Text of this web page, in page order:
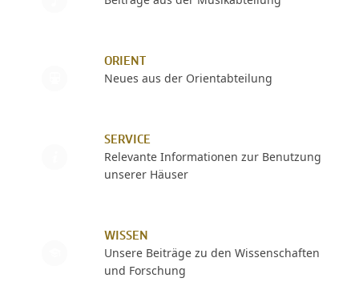
ORIENT
Neues aus der Orientabteilung
SERVICE
Relevante Informationen zur Benutzung
unserer Häuser
WISSEN
Unsere Beiträge zu den Wissenschaften
und Forschung